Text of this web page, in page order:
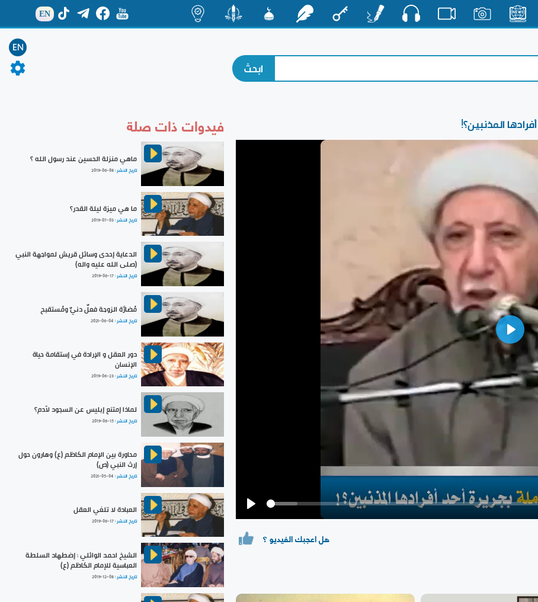
EN
EN
المذنبين؟!
Play
هل اعجبك الفيديو ؟
فيدوات ذات صلة
ماهي منزلة الحسين عند رسول الله ؟
تاريخ النشر :2019-06-08
ما هي ميزة ليلة القدر؟
تاريخ النشر :2019-07-03
الدعاية إحدى وسائل قريش لمواجهة النبي
(صلى الله عليه واله)
تاريخ النشر :2019-06-17
مُضارَّة الزوجة فعلٌ دنيٌ ومُستقبح
تاريخ النشر : 2021-06-04
دور العقل و الإرادة في إستقامة حياة
الإنسان
تاريخ النشر :2019-06-23
لماذا إمتنع إبليس عن السجود لآدم؟
تاريخ النشر :2019-06-15
محاورة بين الإمام الكاظم (ع) وهارون حول
إرث النبي (ص)
تاريخ النشر : 2021-05-04
العبادة لا تلغي العقل
تاريخ النشر :2019-06-17
الشيخ احمد الوائلي : إضطهاد السلطة
العباسية للإمام الكاظم (ع)
تاريخ النشر :2019-12-08